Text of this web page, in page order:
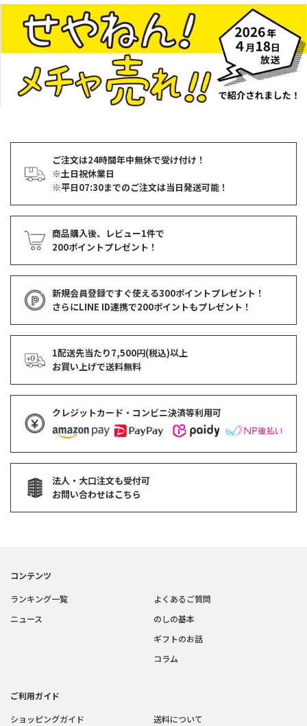
ご注文は24時間年中無休で受け付け！
※土日祝休業日
※平日07:30までのご注文は当日発送可能！
商品購入後、レビュー1件で
200ポイントプレゼント！
新規会員登録ですぐ使える300ポイントプレゼント！
さらにLINE ID連携で200ポイントもプレゼント！
1配送先当たり7,500円(税込)以上
お買い上げで送料無料
クレジットカード・コンビニ決済等利用可
法人・大口注文も受付可
お問い合わせはこちら
コンテンツ
ランキング一覧
ニュース
よくあるご質問
のしの基本
ギフトのお話
コラム
ご利用ガイド
ショッピングガイド
送料について